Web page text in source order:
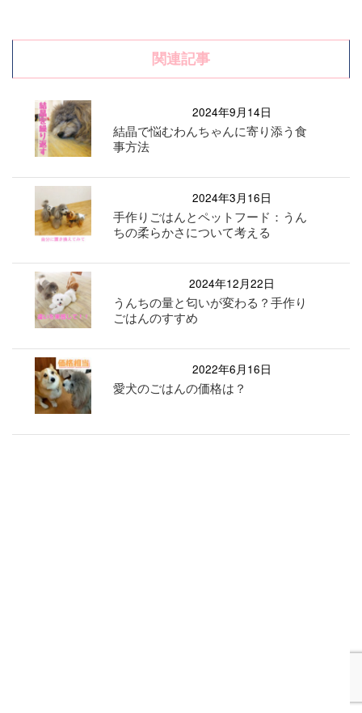
関連記事
2024年9月14日
結晶で悩むわんちゃんに寄り添う食
事方法
2024年3月16日
手作りごはんとペットフード：うん
ちの柔らかさについて考える
2024年12月22日
うんちの量と匂いが変わる？手作り
ごはんのすすめ
2022年6月16日
愛犬のごはんの価格は？